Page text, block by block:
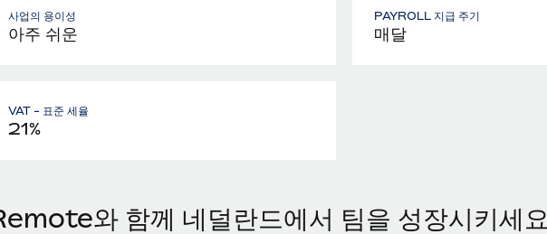
사업의 용이성
아주 쉬운
PAYROLL 지급 주기
매달
VAT - 표준 세율
21%
와 함께 네덜란드에서 팀을 성장시키세요